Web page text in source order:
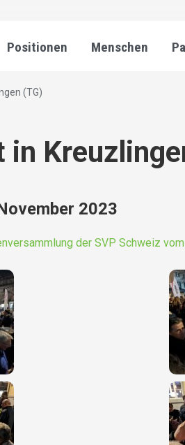
Positionen Menschen
(TG)
in
2023
der SVP Schweiz